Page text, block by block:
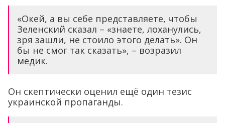
«Окей, а вы себе представляете, чтобы
Зеленский сказал – «знаете, лоханулись,
зря зашли, не стоило этого делать». Он
бы не смог так сказать», – возразил
медик.
Он скептически оценил ещё один тезис
украинской пропаганды.